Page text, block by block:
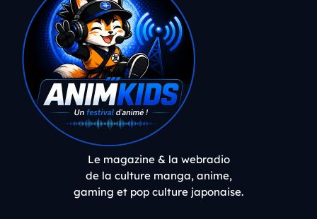
Le magazine & la webradio
de la culture manga, anime,
gaming et pop culture japonaise.